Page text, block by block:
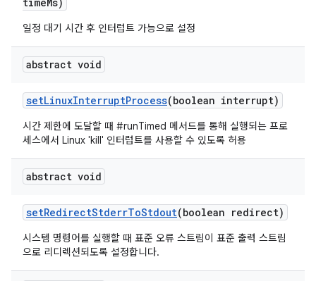
일정 대기 시간 후 인터럽트 가능으로 설정
abstract void
setLinuxInterruptProcess(boolean interrupt)
시간 제한에 도달할 때 #runTimed 메서드를 통해 실행되는 프로
세스에서 Linux 'kill' 인터럽트를 사용할 수 있도록 허용
abstract void
setRedirectStderrToStdout(boolean redirect)
시스템 명령어를 실행할 때 표준 오류 스트림이 표준 출력 스트림
으로 리디렉션되도록 설정합니다.